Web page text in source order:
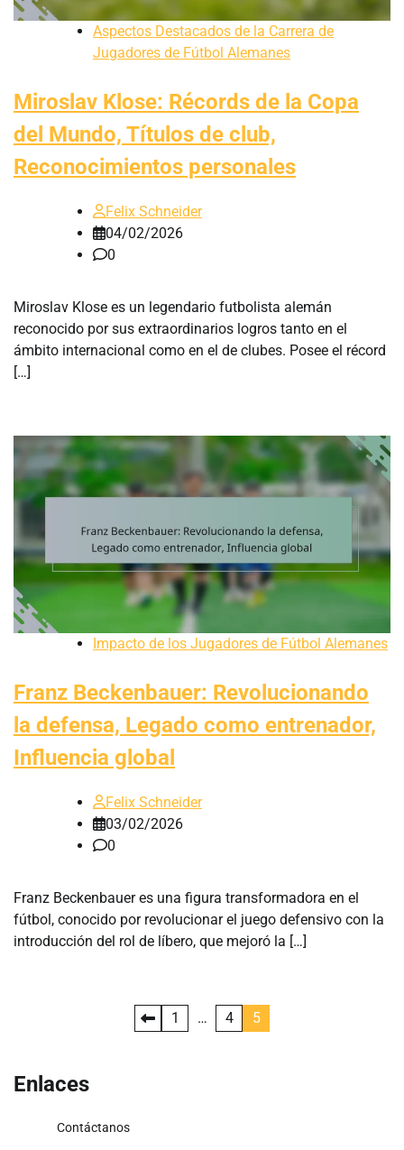
Aspectos Destacados de la Carrera de
Jugadores de Fútbol Alemanes
Miroslav Klose: Récords de la Copa
del Mundo, Títulos de club,
Reconocimientos personales
Felix Schneider
04/02/2026
0
Miroslav Klose es un legendario futbolista alemán
reconocido por sus extraordinarios logros tanto en el
ámbito internacional como en el de clubes. Posee el récord
[…]
Impacto de los Jugadores de Fútbol Alemanes
Franz Beckenbauer: Revolucionando
la defensa, Legado como entrenador,
Influencia global
Felix Schneider
03/02/2026
0
Franz Beckenbauer es una figura transformadora en el
fútbol, conocido por revolucionar el juego defensivo con la
introducción del rol de líbero, que mejoró la […]
1 … 4 5
Enlaces
Contáctanos